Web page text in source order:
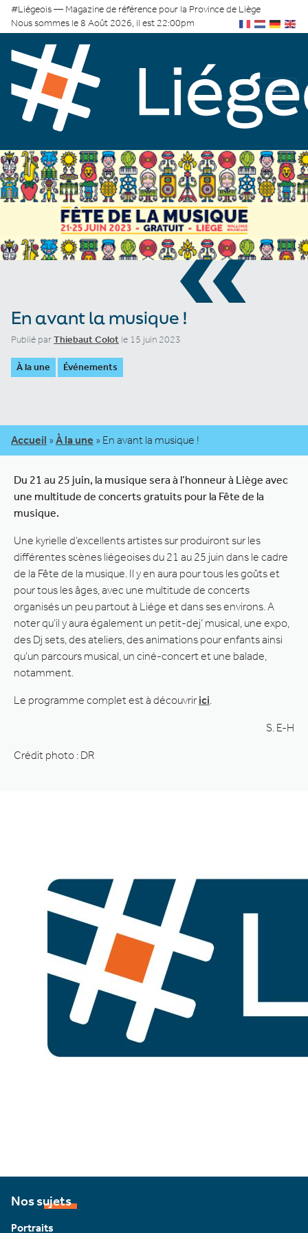
#Liégeois — Magazine de référence pour la Province de Liège
Nous sommes le 8 Août 2026, il est 22:00pm
«
En avant la musique !
Publié parThiebaut Colot le 15 juin 2023
À la une Événements
Accueil » À la une » En avant la musique !
Du 21 au 25 juin, la musique sera à l’honneur à Liège avec
une multitude de concerts gratuits pour la Fête de la
musique.
Une kyrielle d’excellents artistes sur produiront sur les
différentes scènes liégeoises du 21 au 25 juin dans le cadre
de la Fête de la musique. Il y en aura pour tous les goûts et
pour tous les âges, avec une multitude de concerts
organisés un peu partout à Liége et dans ses environs. A
noter qu’il y aura également un petit-dej’ musical, une expo,
des Dj sets, des ateliers, des animations pour enfants ainsi
qu’un parcours musical, un ciné-concert et une balade,
notamment.
Le programme complet est à découvrir ici
S. E-H
Crédit photo : DR
Nos sujets
Portraits